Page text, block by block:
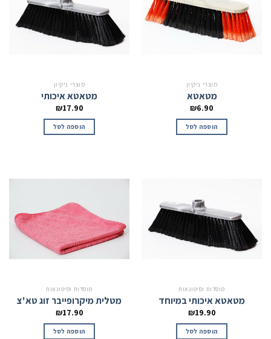
מוצרי ניקיון
מטאטא
₪6.90
הוספה לסל
מוצרי ניקיון
מטאטא איכותי
₪17.90
הוספה לסל
מוסדות וסיטונאות
מטאטא איכותי במיוחד
₪19.90
הוספה לסל
מוסדות וסיטונאות
מטלית מיקרופייבר זוג טא'צ
₪17.90
הוספה לסל